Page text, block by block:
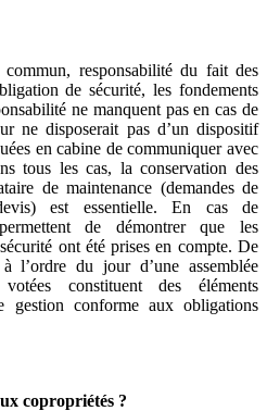
responsabilité du fait des
de sécurité, les fondements
ne manquent pas en cas de
ne disposerait pas d’un dispositif
en cabine de communiquer avec
tous les cas, la conservation des
de maintenance (demandes de
est essentielle. En cas de
de démontrer que les
ont été prises en compte. De
l’ordre du jour d’une assemblée
constituent des éléments
gestion conforme aux obligations
copropriétés ?